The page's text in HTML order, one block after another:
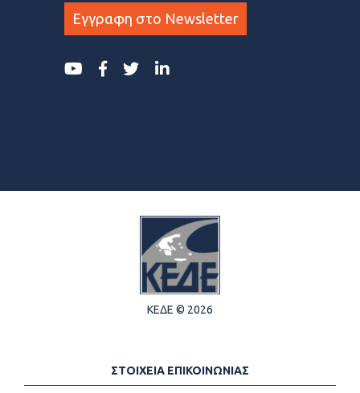
Εγγραφη στο Newsletter
ΚΕΔΕ © 2026
ΣΤΟΙΧΕΙΑ ΕΠΙΚΟΙΝΩΝΙΑΣ